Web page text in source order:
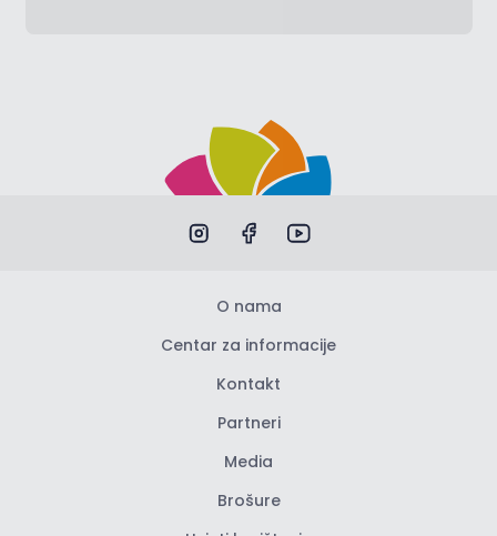
O nama
Centar za informacije
Kontakt
Partneri
Media
Brošure